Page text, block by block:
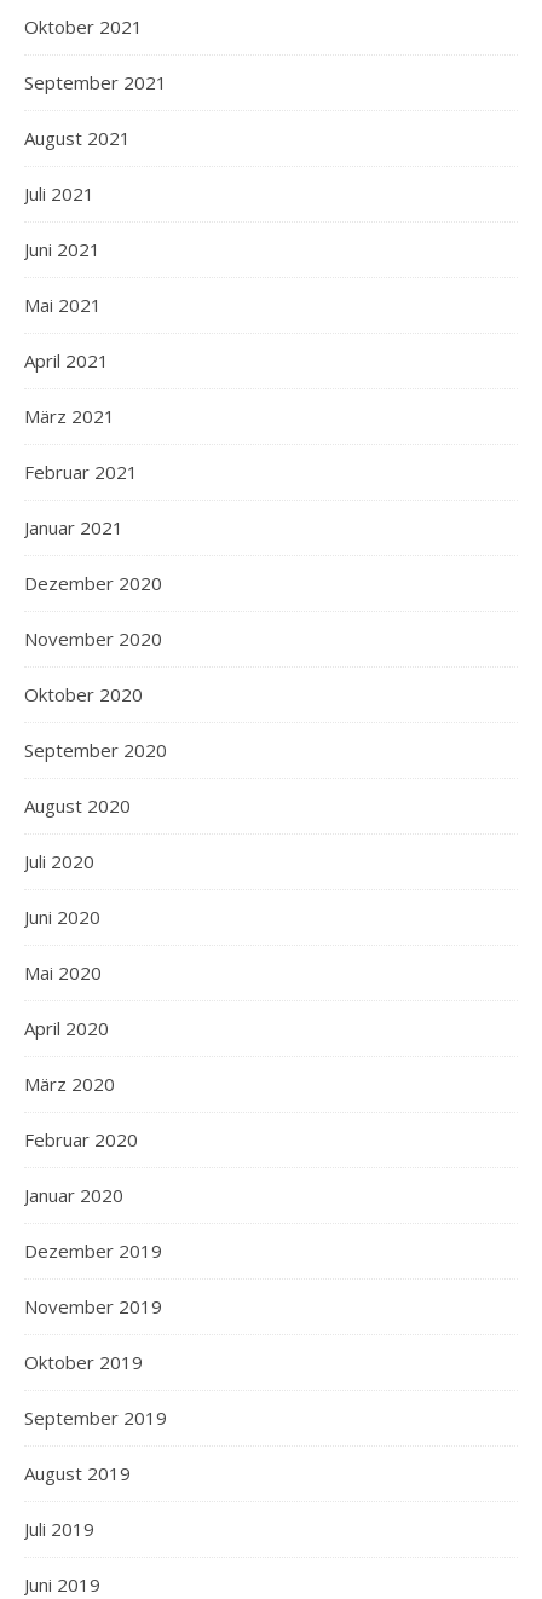
Oktober 2021
September 2021
August 2021
Juli 2021
Juni 2021
Mai 2021
April 2021
März 2021
Februar 2021
Januar 2021
Dezember 2020
November 2020
Oktober 2020
September 2020
August 2020
Juli 2020
Juni 2020
Mai 2020
April 2020
März 2020
Februar 2020
Januar 2020
Dezember 2019
November 2019
Oktober 2019
September 2019
August 2019
Juli 2019
Juni 2019